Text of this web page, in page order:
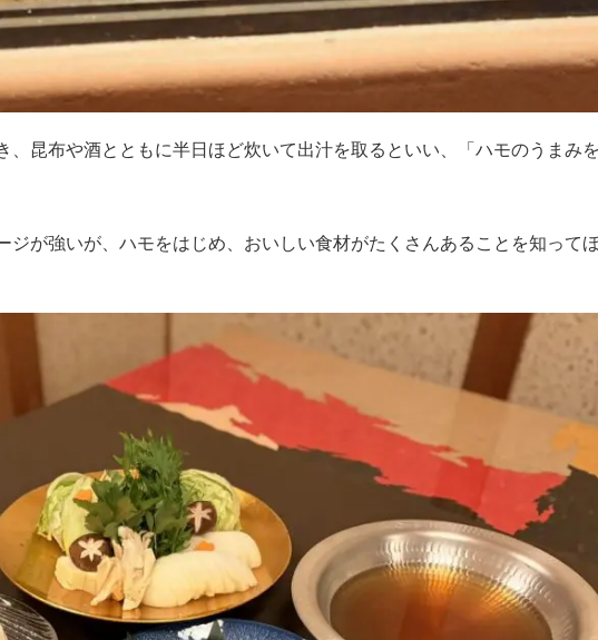
昆布や酒とともに半日ほど炊いて出汁を取るといい、「ハモのうまみ
が強いが、ハモをはじめ、おいしい食材がたくさんあることを知って